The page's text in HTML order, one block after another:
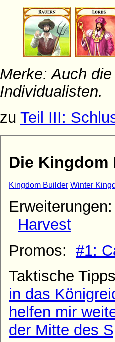
Merke: Auch
Individualisten.
zu Teil III:
Die Kingdom
Kingdom Builder Winter
Harvest
Promos: #1:
Taktische
in das
helfen mir
der Mitte des